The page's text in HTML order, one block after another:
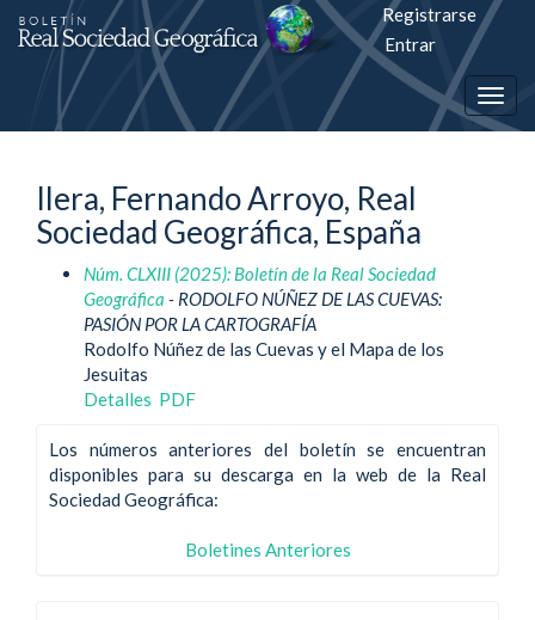
Salto
rápiso
a
página
de
contenido
Navegación
principal
Contenido
Barra
lateral
Registrarse
Entrar
Ilera, Fernando Arroyo, Real
Sociedad Geográfica, España
Núm. CLXIII (2025): Boletín de la Real Sociedad
Geográfica - RODOLFO NÚÑEZ DE LAS CUEVAS:
PASIÓN POR LA CARTOGRAFÍA
Rodolfo Núñez de las Cuevas y el Mapa de los
Jesuitas
Detalles PDF
Los números anteriores del boletín se encuentran
disponibles para su descarga en la web de la Real
Sociedad Geográfica:
Boletines Anteriores